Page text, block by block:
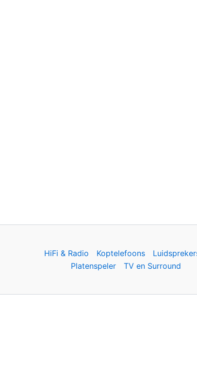
HiFi & Radio Koptelefoons
Platenspeler
TV en Surround